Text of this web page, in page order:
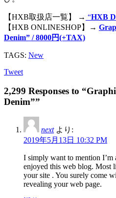
【HXB取扱店一覧】 → “HXB
【HXB ONLINESHOP】→
Denim” / 8000円(+TAX)
TAGS: New
Tweet
2,299 Responses to
Denim””
next より:
2019年5月13日 10:32 PM
I simply want to mention
enjoyed this web blog. Most
your site . You surely come
revealing your web page.